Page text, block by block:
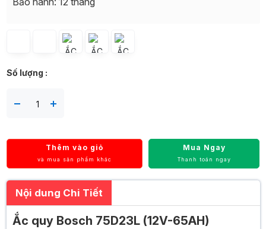
Số lượng :
Thêm vào giỏ
và mua sản phẩm khác
Mua Ngay
Thanh toán ngay
Nội dung Chi Tiết
Ắc quy Bosch 75D23L (12V-65AH)